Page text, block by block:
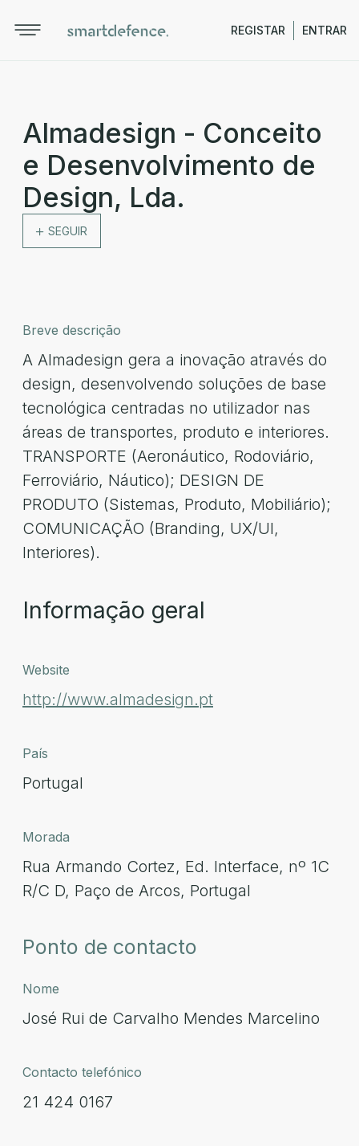
REGISTAR ENTRAR
Almadesign - Conceito
e Desenvolvimento de
Design, Lda.
SEGUIR
Breve descrição
A Almadesign gera a inovação através do
design, desenvolvendo soluções de base
tecnológica centradas no utilizador nas
áreas de transportes, produto e interiores.
TRANSPORTE (Aeronáutico, Rodoviário,
Ferroviário, Náutico); DESIGN DE
PRODUTO (Sistemas, Produto, Mobiliário);
COMUNICAÇÃO (Branding, UX/UI,
Interiores).
Informação geral
Website
http://www.almadesign.pt
País
Portugal
Morada
Rua Armando Cortez, Ed. Interface, nº 1C
R/C D, Paço de Arcos, Portugal
Ponto de contacto
Nome
José Rui de Carvalho Mendes Marcelino
Contacto telefónico
21 424 0167